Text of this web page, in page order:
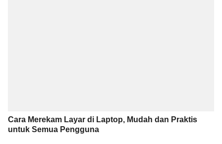
Cara Merekam Layar di Laptop, Mudah dan Praktis
untuk Semua Pengguna